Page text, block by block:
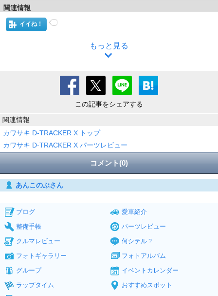
関連情報
イイね！
もっと見る
この記事をシェアする
関連情報
カワサキ D-TRACKER X トップ
カワサキ D-TRACKER X パーツレビュー
コメント(0)
あんこのぶさん
ブログ
愛車紹介
整備手帳
パーツレビュー
クルマレビュー
何シテル？
フォトギャラリー
フォトアルバム
グループ
イベントカレンダー
ラップタイム
おすすめスポット